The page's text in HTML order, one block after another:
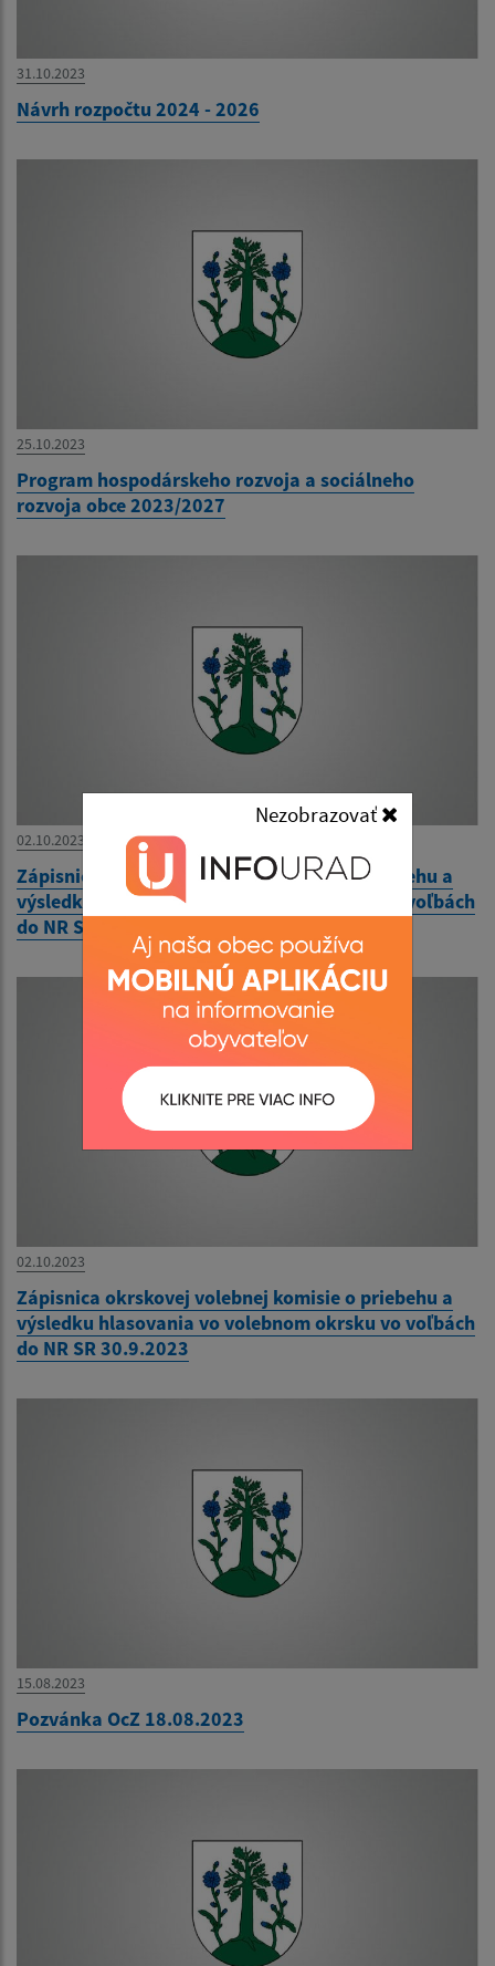
Nezobrazovať
31.10.2023
Návrh rozpočtu 2024 - 2026
25.10.2023
Program hospodárskeho rozvoja a sociálneho
rozvoja obce 2023/2027
02.10.2023
Zápisnica okrskovej volebnej komisie o priebehu a
výsledku hlasovania vo volebnom okrsku vo voľbách
do NR SR 30.9.2023
02.10.2023
Zápisnica okrskovej volebnej komisie o priebehu a
výsledku hlasovania vo volebnom okrsku vo voľbách
do NR SR 30.9.2023
15.08.2023
Pozvánka OcZ 18.08.2023